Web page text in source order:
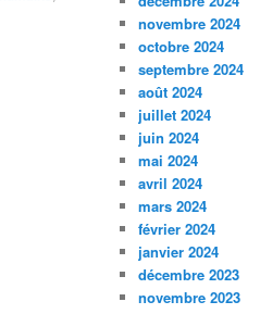
novembre 2024
octobre 2024
septembre 2024
août 2024
juillet 2024
juin 2024
mai 2024
avril 2024
mars 2024
février 2024
janvier 2024
décembre 2023
novembre 2023